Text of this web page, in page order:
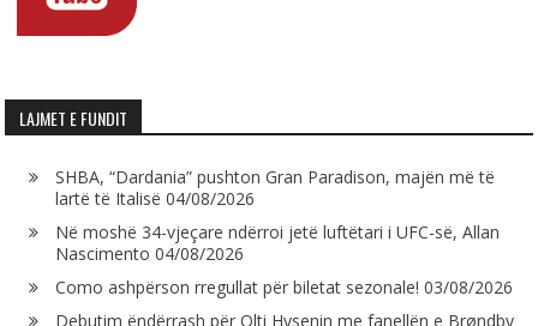
LAJMET E FUNDIT
SHBA, “Dardania” pushton Gran Paradison, majën më të
lartë të Italisë 04/08/2026
Në moshë 34-vjeçare ndërroi jetë luftëtari i UFC-së, Allan
Nascimento 04/08/2026
Como ashpërson rregullat për biletat sezonale! 03/08/2026
Debutim ëndërrash për Olti Hysenin me fanellën e Brøndby